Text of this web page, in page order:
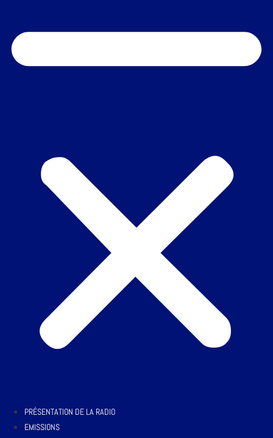
PRÉSENTATION DE LA RADIO
EMISSIONS